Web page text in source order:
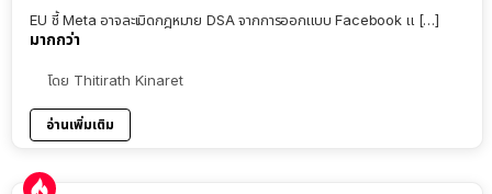
EU ชี้ Meta อาจละเมิดกฎหมาย DSA จากการออกแบบ Facebook แ […]
มากกว่า
โดย Thitirath Kinaret
อ่านเพิ่มเติม